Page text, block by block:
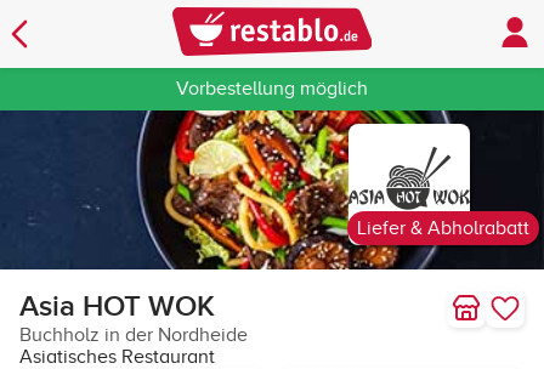
Vorbestellung möglich
Liefer & Abholrabatt
Asia HOT WOK
Buchholz in der Nordheide
Asiatisches Restaurant